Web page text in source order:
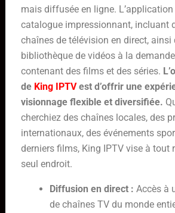
mais diffusée en ligne.
catalogue impressionnant, incluant
chaînes de télévision en direct, ainsi
bibliothèque de vidéos à la
contenant des films et des séries.
de King IPTVest d’offrir une
visionnage flexible et diversifiée.
cherchiez des chaînes locales, des
internationaux, des événements
derniers films, King IPTV vise à tout
seul endroit.
Diffusion en direct : Accès à
de chaînes TV du monde